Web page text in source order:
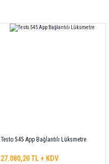
Testo 545 App Bağlantılı Lüksmetre
27.080,20 TL + KDV